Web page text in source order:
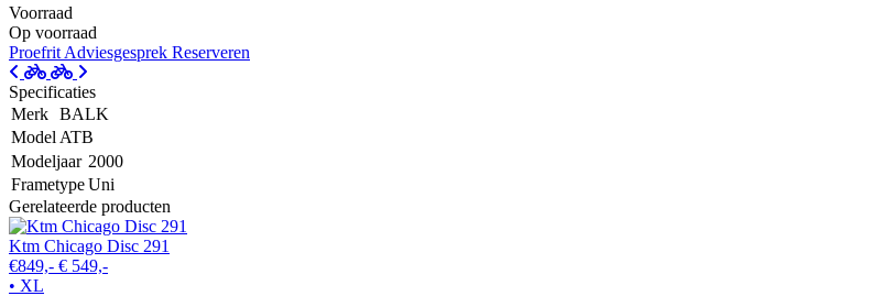
Voorraad
Op voorraad
Proefrit Adviesgesprek Reserveren
Specificaties
Merk BALK
Model ATB
Modeljaar 2000
FrametypeUni
Gerelateerde producten
Ktm Chicago Disc 291
€849,- € 549,-
• XL